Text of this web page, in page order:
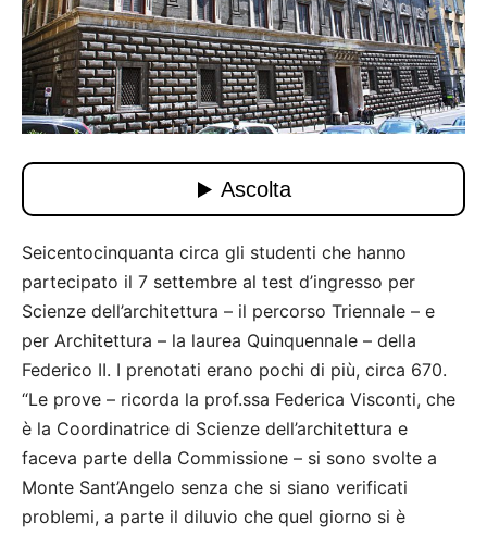
Seicentocinquanta circa gli studenti che hanno
partecipato il 7 settembre al test d’ingresso per
Scienze dell’architettura – il percorso Triennale – e
per Architettura – la laurea Quinquennale – della
Federico II. I prenotati erano pochi di più, circa 670.
“Le prove – ricorda la prof.ssa Federica Visconti, che
è la Coordinatrice di Scienze dell’architettura e
faceva parte della Commissione – si sono svolte a
Monte Sant’Angelo senza che si siano verificati
problemi, a parte il diluvio che quel giorno si è